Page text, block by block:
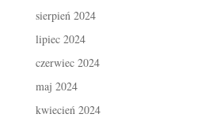
sierpień 2024
lipiec 2024
czerwiec 2024
maj 2024
kwiecień 2024